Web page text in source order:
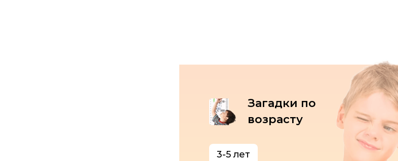
Загадки по
возрасту
3-5 лет